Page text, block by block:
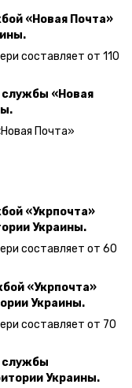
«Новая Почта»
составляет от 110
службы «Новая
Почта»
«Укрпочта»
Украины.
составляет от 60
«Укрпочта»
Украины.
составляет от 70
службы
Украины.